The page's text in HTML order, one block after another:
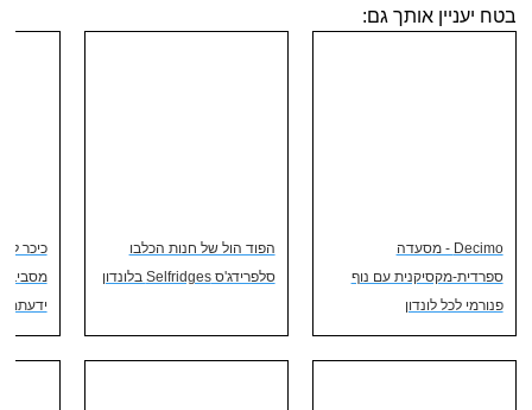
בטח יעניין אותך גם:
Decimo - מסעדה
ספרדית-מקסיקנית עם נוף
פנורמי לכל לונדון
הפוד הול של חנות הכלבו
סלפרידג'ס Selfridges בלונדון
כיכר
ידעתם